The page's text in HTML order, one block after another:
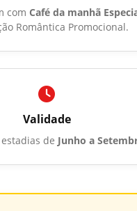
com Café da manhã
Romântica Promocional.
Validade
de Junho a